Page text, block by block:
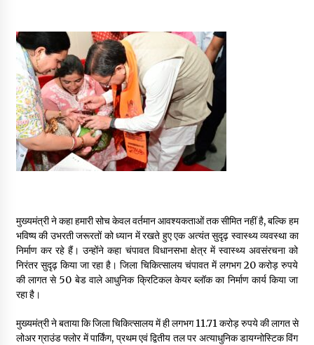
मुख्यमंत्री ने कहा हमारी सोच केवल वर्तमान आवश्यकताओं तक सीमित नहीं है, बल्कि हम
भविष्य की उभरती जरूरतों को ध्यान में रखते हुए एक अत्यंत सुदृढ़ स्वास्थ्य व्यवस्था का
निर्माण कर रहे हैं। उन्होंने कहा चंपावत विधानसभा क्षेत्र में स्वास्थ्य अवसंरचना को
निरंतर सुदृढ़ किया जा रहा है। जिला चिकित्सालय चंपावत में लगभग 20 करोड़ रुपये
की लागत से 50 बेड वाले आधुनिक क्रिटिकल केयर ब्लॉक का निर्माण कार्य किया जा
रहा है।
मुख्यमंत्री ने बताया कि जिला चिकित्सालय में ही लगभग 11.71 करोड़ रुपये की लागत से
लोअर ग्राउंड फ्लोर में पार्किंग, प्रथम एवं द्वितीय तल पर अत्याधुनिक डायग्नोस्टिक विंग